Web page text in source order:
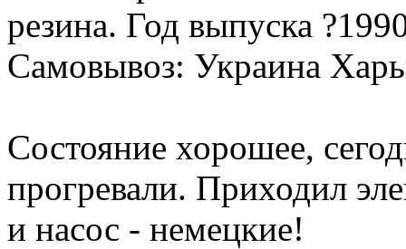
резина. Год выпуска
Самовывоз: Украина
Состояние хорошее,
прогревали. Приходил
и насос - немецкие!